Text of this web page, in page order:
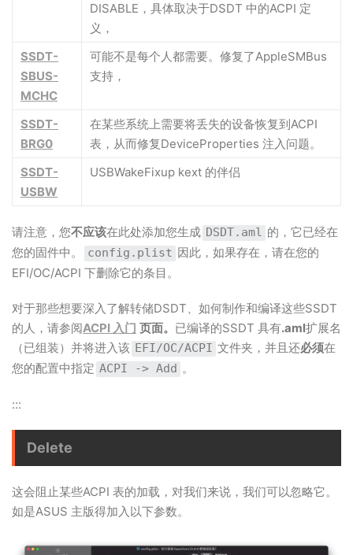
DISABLE，具体取决于DSDT 中的ACPI 定
义，
SSDT-
SBUS-
MCHC
可能不是每个人都需要。修复了AppleSMBus
支持，
SSDT-
BRG0
在某些系统上需要将丢失的设备恢复到ACPI
表，从而修复DeviceProperties 注入问题。
SSDT-
USBW
USBWakeFixup kext 的伴侣
请注意，您不应该在此处添加您生成 DSDT.aml 的，它已经在
您的固件中。
config.plist 因此，如果存在，请在您的
EFI/OC/ACPI 下删除它的条目。
对于那些想要深入了解转储DSDT、如何制作和编译这些SSDT
的人，请参阅ACPI 入门 页面。 已编译的SSDT 具有.aml扩展名
（已组装）并将进入该 EFI/OC/ACPI 文件夹，并且还必须在
您的配置中指定 ACPI -> Add 。
:::
Delete
这会阻止某些ACPI 表的加载，对我们来说，我们可以忽略它。
如是ASUS 主版得加入以下参数。